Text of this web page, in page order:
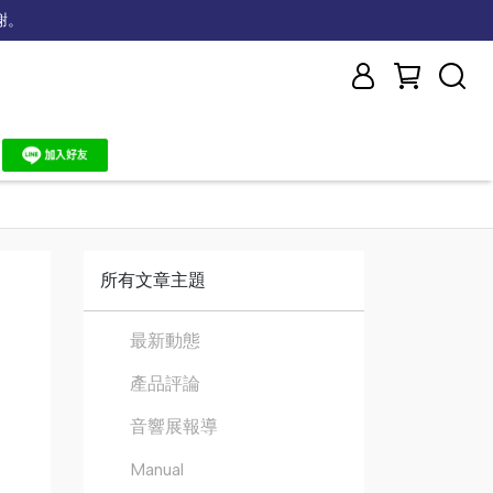
所有文章主題
最新動態
產品評論
音響展報導
Manual